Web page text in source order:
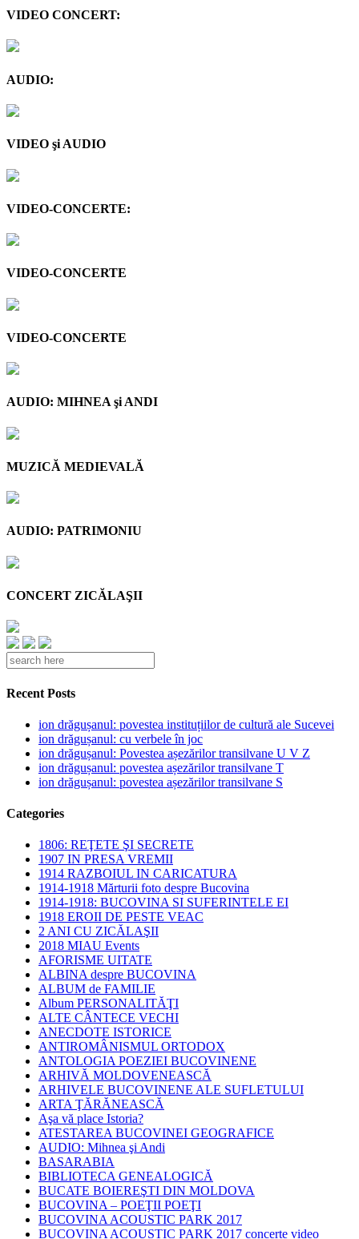
VIDEO CONCERT:
AUDIO:
VIDEO şi AUDIO
VIDEO-CONCERTE:
VIDEO-CONCERTE
VIDEO-CONCERTE
AUDIO: MIHNEA şi ANDI
MUZICĂ MEDIEVALĂ
AUDIO: PATRIMONIU
CONCERT ZICĂLAŞII
Recent Posts
ion drăgușanul: povestea instituțiilor de cultură ale Sucevei
ion drăgușanul: cu verbele în joc
ion drăgușanul: Povestea așezărilor transilvane U V Z
ion drăgușanul: povestea așezărilor transilvane T
ion drăgușanul: povestea așezărilor transilvane S
Categories
1806: REŢETE ŞI SECRETE
1907 IN PRESA VREMII
1914 RAZBOIUL IN CARICATURA
1914-1918 Mărturii foto despre Bucovina
1914-1918: BUCOVINA SI SUFERINTELE EI
1918 EROII DE PESTE VEAC
2 ANI CU ZICĂLAŞII
2018 MIAU Events
AFORISME UITATE
ALBINA despre BUCOVINA
ALBUM de FAMILIE
Album PERSONALITĂŢI
ALTE CÂNTECE VECHI
ANECDOTE ISTORICE
ANTIROMÂNISMUL ORTODOX
ANTOLOGIA POEZIEI BUCOVINENE
ARHIVĂ MOLDOVENEASCĂ
ARHIVELE BUCOVINENE ALE SUFLETULUI
ARTA ŢĂRĂNEASCĂ
Aşa vă place Istoria?
ATESTAREA BUCOVINEI GEOGRAFICE
AUDIO: Mihnea şi Andi
BASARABIA
BIBLIOTECA GENEALOGICĂ
BUCATE BOIEREŞTI DIN MOLDOVA
BUCOVINA – POEŢII POEŢI
BUCOVINA ACOUSTIC PARK 2017
BUCOVINA ACOUSTIC PARK 2017 concerte video